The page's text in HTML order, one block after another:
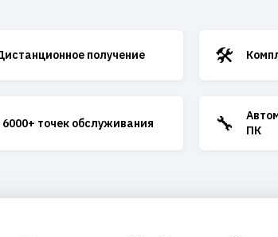
получение 🛠️
6000+ точек обслуживания 🔧
ПК